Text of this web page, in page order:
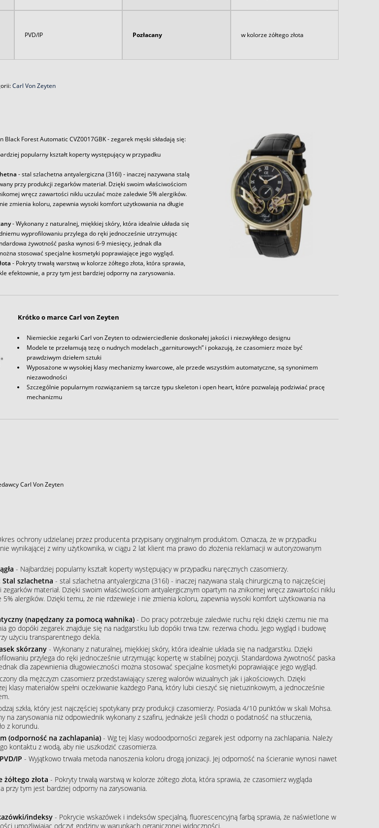
PVD/IP Pozłacany w kolorze żółtego złota
Carl Von Zeyten
Black Forest Automatic CVZ0017GBK - zegarek męski składają się:
popularny kształt koperty występujący w przypadku
- stal szlachetna antyalergiczna (316l) - inaczej nazywana stalą
przy produkcji zegarków materiał. Dzięki swoim właściwościom
wręcz zawartości niklu uczulać może zaledwie 5% alergików.
zmienia koloru, zapewnia wysoki komfort użytkowania na długie
- Wykonany z naturalnej, miękkiej skóry, która idealnie układa się
wyprofilowaniu przylega do ręki jednocześnie utrzymując
żywotność paska wynosi 6-9 miesięcy, jednak dla
stosować specjalne kosmetyki poprawiające jego wygląd.
- Pokryty trwałą warstwą w kolorze żółtego złota, która sprawia,
efektownie, a przy tym jest bardziej odporny na zarysowania.
Krótko o marce Carl von Zeyten
Niemieckie zegarki Carl von Zeyten to odzwierciedlenie doskonałej jakości i niezwykłego designu
Modele te przełamują tezę o nudnych modelach „garniturowych” i pokazują, że czasomierz może być
prawdziwym dziełem sztuki
Wyposażone w wysokiej klasy mechanizmy kwarcowe, ale przede wszystkim automatyczne, są synonimem
niezawodności
Szczególnie popularnym rozwiązaniem są tarcze typu skeleton i open heart, które pozwalają podziwiać pracę
mechanizmu
Carl Von Zeyten
ochrony udzielanej przez producenta przypisany oryginalnym produktom. Oznacza, że w przypadku
wynikającej z winy użytkownika, w ciągu 2 lat klient ma prawo do złożenia reklamacji w autoryzowanym
- Najbardziej popularny kształt koperty występujący w przypadku naręcznych czasomierzy.
szlachetna - stal szlachetna antyalergiczna (316l) - inaczej nazywana stalą chirurgiczną to najczęściej
zegarków materiał. Dzięki swoim właściwościom antyalergicznym opartym na znikomej wręcz zawartości niklu
5% alergików. Dzięki temu, że nie rdzewieje i nie zmienia koloru, zapewnia wysoki komfort użytkowania na
(napędzany za pomocą wahnika)- Do pracy potrzebuje zaledwie ruchu ręki dzięki czemu nie ma
go dopóki zegarek znajduje się na nadgarstku lub dopóki trwa tzw. rezerwa chodu. Jego wygląd i budowę
użyciu transparentnego dekla.
skórzany- Wykonany z naturalnej, miękkiej skóry, która idealnie układa się na nadgarstku. Dzięki
przylega do ręki jednocześnie utrzymując kopertę w stabilnej pozycji. Standardowa żywotność paska
dla zapewnienia długowieczności można stosować specjalne kosmetyki poprawiające jego wygląd.
dla mężczyzn czasomierz przedstawiający szereg walorów wizualnych jak i jakościowych. Dzięki
klasy materiałów spełni oczekiwanie każdego Pana, który lubi cieszyć się nietuzinkowym, a jednocześnie
szkła, który jest najczęściej spotykany przy produkcji czasomierzy. Posiada 4/10 punktów w skali Mohsa.
na zarysowania niż odpowiednik wykonany z szafiru, jednakże jeśli chodzi o podatność na stłuczenia,
z korundu.
(odporność na zachlapania)- Wg tej klasy wodoodporności zegarek jest odporny na zachlapania. Należy
kontaktu z wodą, aby nie uszkodzić czasomierza.
IP - Wyjątkowo trwała metoda nanoszenia koloru drogą jonizacji. Jej odporność na ścieranie wynosi nawet
żółtego złota - Pokryty trwałą warstwą w kolorze żółtego złota, która sprawia, że czasomierz wygląda
przy tym jest bardziej odporny na zarysowania.
indeksy- Pokrycie wskazówek i indeksów specjalną, fluorescencyjną farbą sprawia, że naświetlone w
umożliwiając odczyt godziny w warunkach ograniczonej widoczności.